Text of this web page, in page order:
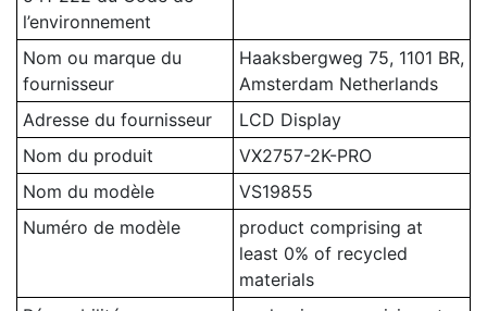
l’environnement
Nom ou marque du
fournisseur
Haaksbergweg 75, 1101 BR,
Amsterdam Netherlands
Adresse du fournisseur
LCD Display
Nom du produit
VX2757-2K-PRO
Nom du modèle
VS19855
Numéro de modèle
product comprising at
least 0% of recycled
materials